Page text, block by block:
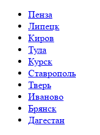
Пенза
Липецк
Киров
Тула
Курск
Ставрополь
Тверь
Иваново
Брянск
Дагестан